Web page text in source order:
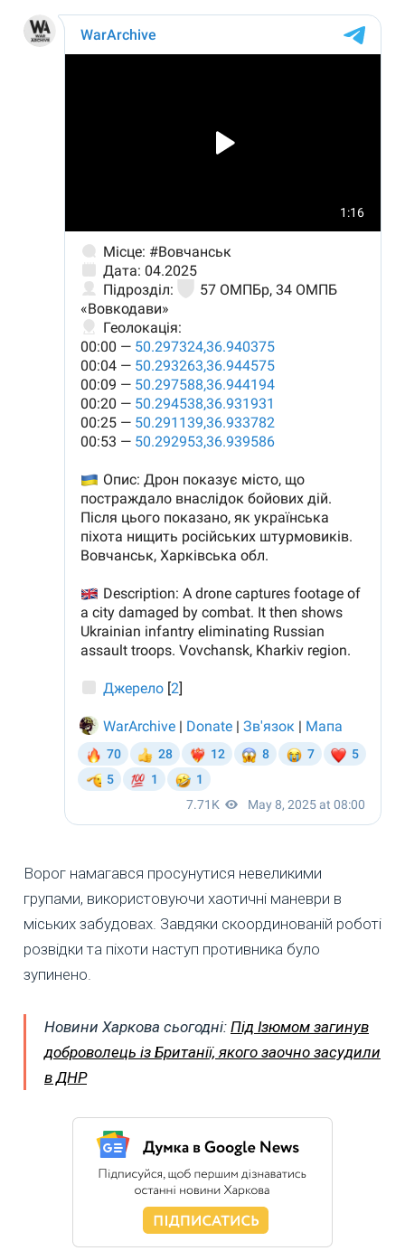
Ворог намагався просунутися невеликими
групами, використовуючи хаотичні маневри в
міських забудовах. Завдяки скоординованій роботі
розвідки та піхоти наступ противника було
зупинено.
Новини Харкова сьогодні: Під Ізюмом загинув
доброволець із Британії, якого заочно засудили
в ДНР